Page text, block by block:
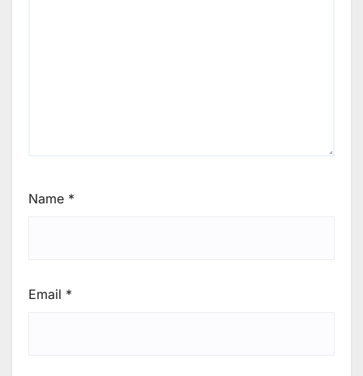
Name *
Email *